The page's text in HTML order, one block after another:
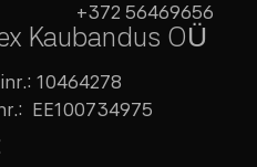
+372 56469656
Kaubandus OÜ
10464278
EE100734975